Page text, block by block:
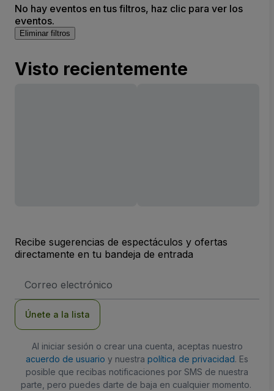
No hay eventos en tus filtros, haz clic para ver los
eventos.
Eliminar filtros
Visto recientemente
Recibe sugerencias de espectáculos y ofertas
directamente en tu bandeja de entrada
de
Únete a la lista
Al iniciar sesión o crear una cuenta, aceptas nuestro
acuerdo de usuario y nuestra política de privacidad. Es
posible que recibas notificaciones por SMS de nuestra
parte, pero puedes darte de baja en cualquier momento.